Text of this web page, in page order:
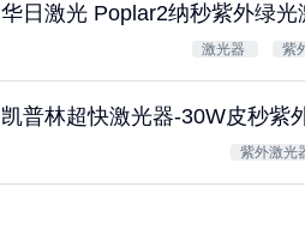
华日激光 Poplar2纳秒紫外绿光
激光器 紫
凯普林超快激光器-30W皮秒紫
紫外激光